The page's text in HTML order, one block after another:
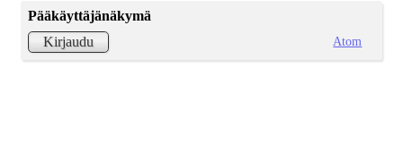
Pääkäyttäjänäkymä
Kirjaudu
Atom